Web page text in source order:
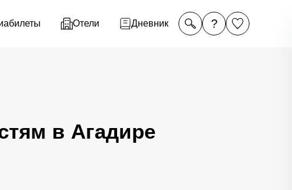
Отели Дневник ?
в Агадире